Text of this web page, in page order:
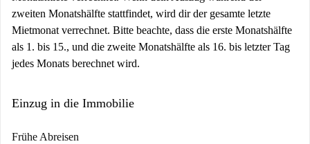
zweiten Monatshälfte stattfindet, wird dir der gesamte letzte
Mietmonat verrechnet. Bitte beachte, dass die erste Monatshälfte
als 1. bis 15., und die zweite Monatshälfte als 16. bis letzter Tag
jedes Monats berechnet wird.
Einzug in die Immobilie
Frühe Abreisen